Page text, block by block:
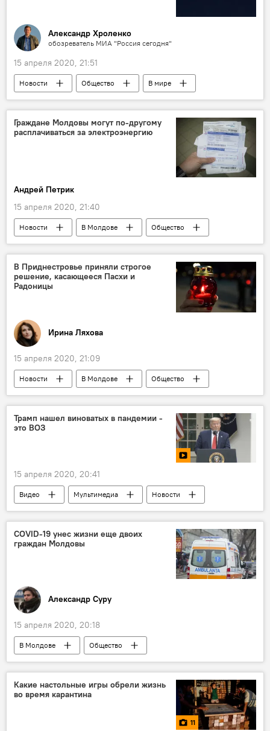
Александр Хроленко
обозреватель МИА "Россия сегодня"
15 апреля 2020, 21:51
Новости Общество
В мире
Россия
Граждане Молдовы могут по-другому
расплачиваться за электроэнергию
Андрей Петрик
15 апреля 2020, 21:40
Новости В Молдове
Общество
электричество
тариф на электричество
электроэнергия
счет
Коронавирус
В Приднестровье приняли строгое
решение, касающееся Пасхи и
Радоницы
Ирина Ляхова
15 апреля 2020, 21:09
Новости В Молдове
Общество
Приднестровье
Пасха
Пасха
Коронавирус
Трамп нашел виноватых в пандемии -
это ВОЗ
15 апреля 2020, 20:41
Видео Мультимедиа
Новости
Общество
В мире Коронавирус
COVID-19 унес жизни еще двоих
граждан Молдовы
Александр Суру
15 апреля 2020, 20:18
В Молдове
Общество
Коронавирус
Новости
Какие настольные игры обрели жизнь
во время карантина
11